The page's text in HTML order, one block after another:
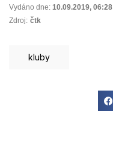
Vydáno dne: 10.09.2019, 06:28
Zdroj: čtk
kluby